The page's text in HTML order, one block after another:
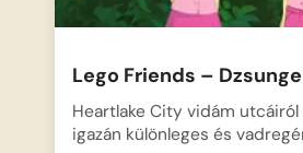
Lego Friends –
Heartlake City vidám
igazán különleges és